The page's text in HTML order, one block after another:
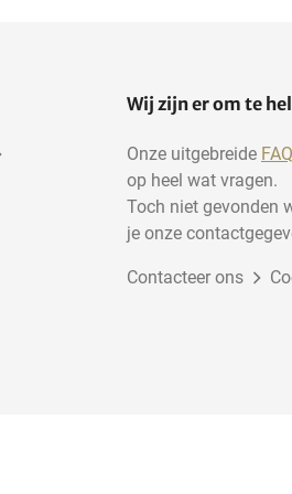
Wij zijn er om te
Onze uitgebreide FAQ
op heel wat vragen.
Toch niet gevonden
je onze
Contacteer ons